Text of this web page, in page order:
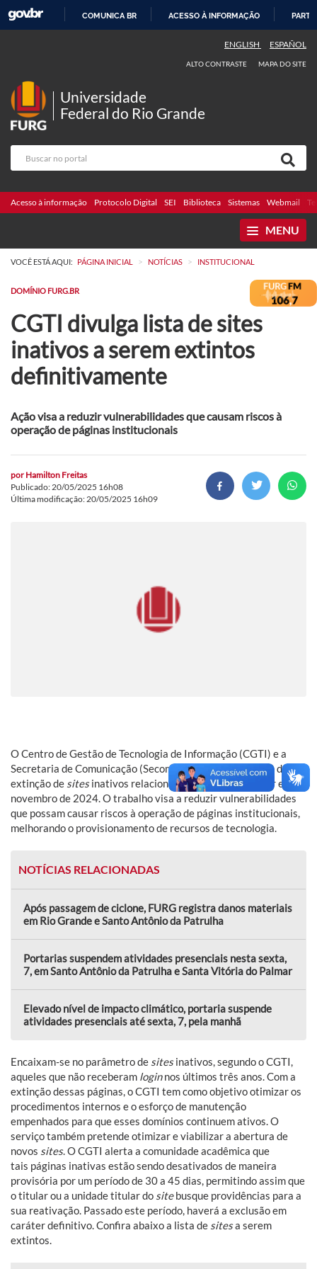
COMUNICA BR ACESSO À INFORMAÇÃO
ENGLISH ESPAÑOL
ALTO CONTRASTE MAPA DO SITE
Universidade
Federal do Rio Grande
Acesso à informação Protocolo Digital SEI Biblioteca Sistemas Webmail
MENU
VOCÊ ESTÁ AQUI: PÁGINA INICIAL > NOTÍCIAS > INSTITUCIONAL
DOMÍNIO FURG.BR
CGTI divulga lista de sites
inativos a serem extintos
definitivamente
Ação visa a reduzir vulnerabilidades que causam riscos à
operação de páginas institucionais
por Hamilton Freitas
Publicado: 20/05/2025 16h08
Última modificação: 20/05/2025 16h09
O Centro de Gestão de Tecnologia de Informação (CGTI) e a
Secretaria de Comunicação (Secom) iniciaram um serviço de
extinção de sitesinativos relacionados ao domínio furg.br em
novembro de 2024. O trabalho visa a reduzir vulnerabilidades
que possam causar riscos à operação de páginas institucionais,
melhorando o provisionamento de recursos de tecnologia.
NOTÍCIAS RELACIONADAS
Após passagem de ciclone, FURG registra danos materiais
em Rio Grande e Santo Antônio da Patrulha
Portarias suspendem atividades presenciais nesta sexta,
7, em Santo Antônio da Patrulha e Santa Vitória do Palmar
Elevado nível de impacto climático, portaria suspende
atividades presenciais até sexta, 7, pela manhã
Encaixam-se no parâmetro de sitesinativos, segundo o CGTI,
aqueles que não receberam loginnos últimos três anos. Com a
extinção dessas páginas, o CGTI tem como objetivo otimizar os
procedimentos internos e o esforço de manutenção
empenhados para que esses domínios continuem ativos. O
serviço também pretende otimizar e viabilizar a abertura de
novos sites. O CGTI alerta a comunidade acadêmica que
tais páginas inativas estão sendo desativados de maneira
provisória por um período de 30 a 45 dias, permitindo assim que
o titular ou a unidade titular do sitebusque providências para a
sua reativação. Passado este período, haverá a exclusão em
caráter definitivo. Confira abaixo a lista de sitesa serem
extintos.